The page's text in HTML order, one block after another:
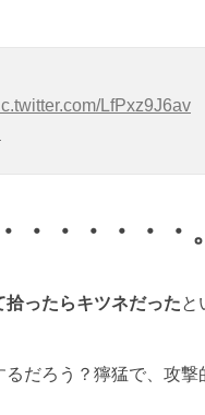
LfPxz9J6av
・・・・・・。
拾ったらキツネだったと
だろう？獰猛で、攻